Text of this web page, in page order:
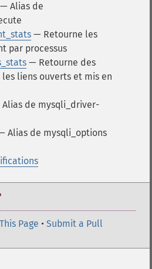
— Alias de
— Retourne les
par processus
— Retourne des
liens ouverts et mis en
de mysqli_driver-
Alias de mysqli_options
Page • Submit a Pull